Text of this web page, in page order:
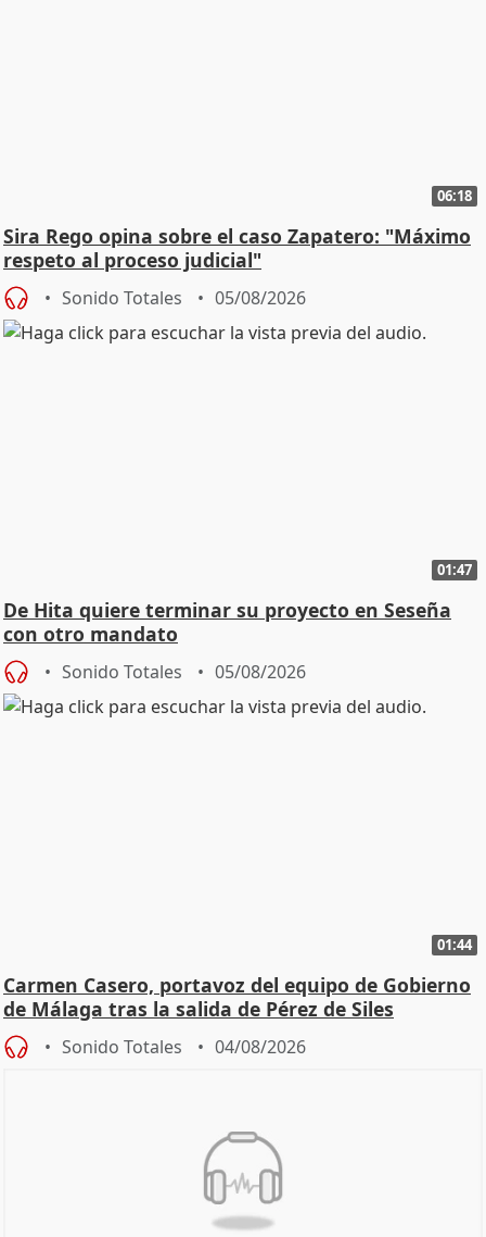
06:18
Sira Rego opina sobre el caso Zapatero: "Máximo
respeto al proceso judicial"
Sonido Totales 05/08/2026
01:47
De Hita quiere terminar su proyecto en Seseña
con otro mandato
Sonido Totales 05/08/2026
01:44
Carmen Casero, portavoz del equipo de Gobierno
de Málaga tras la salida de Pérez de Siles
Sonido Totales 04/08/2026